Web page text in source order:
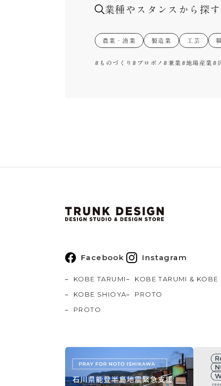
業種やスタンスから探す
農業・漁業 製造業 工芸
#ものづくり#プロボノ#兼業#地場産業#
Facebook
KOBE TARUMI
KOBE SHIOYA
PROTO
Instagram
KOBE TARUMI & KOBE
PROTO